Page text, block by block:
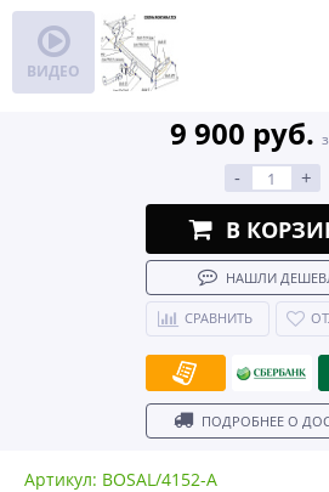
ВИДЕО
Артикул: BOSAL/4152-A
9 900 руб.
- +
В
НАШЛИ
СРАВНИТЬ
ПОДРОБНЕЕ О